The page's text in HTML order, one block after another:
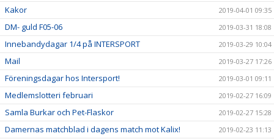
Kakor 2019-04-01 09:35
DM- guld F05-06 2019-03-31 18:08
Innebandydagar 1/4 på INTERSPORT 2019-03-29 10:04
Mail 2019-03-27 17:26
Föreningsdagar hos Intersport! 2019-03-01 09:11
Medlemslotteri februari 2019-02-27 16:09
Samla Burkar och Pet-Flaskor 2019-02-27 15:28
Damernas matchblad i dagens match mot Kalix! 2019-02-23 11:13